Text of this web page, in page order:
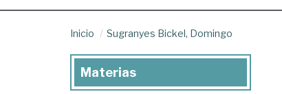
Inicio Sugranyes Bickel, Domingo
Materias